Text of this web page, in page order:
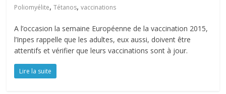
Poliomyélite,Tétanos,vaccinations
A l’occasion la semaine Européenne de la vaccination 2015,
l’Inpes rappelle que les adultes, eux aussi, doivent être
attentifs et vérifier que leurs vaccinations sont à jour.
Lire la suite